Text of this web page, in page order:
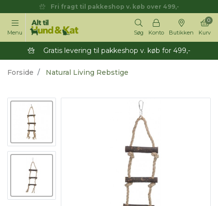
Fri fragt til pakkeshop v. køb over 499,-
Menu Søg Konto Butikken Kurv
0
Gratis levering til pakkeshop v. køb for 499,-
Forside Natural Living Rebstige